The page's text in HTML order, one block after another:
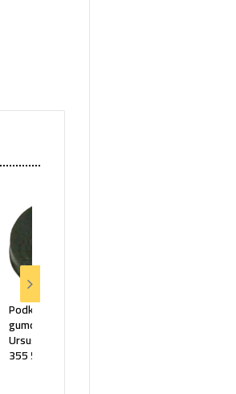
Podkładka chłodnicy
gumowa MF 255 235
Ursus C-360 C-330 C-
355 50613270